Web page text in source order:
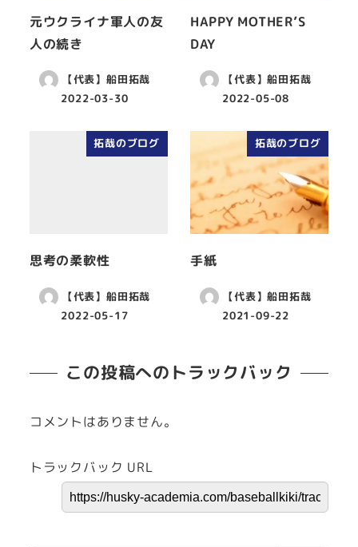
元ウクライナ軍人の友
人の続き
【代表】船田拓哉
2022-03-30
HAPPY MOTHER’S
DAY
【代表】船田拓哉
2022-05-08
拓哉のブログ
思考の柔軟性
【代表】船田拓哉
2022-05-17
拓哉のブログ
手紙
【代表】船田拓哉
2021-09-22
この投稿へのトラックバック
コメントはありません。
トラックバック URL